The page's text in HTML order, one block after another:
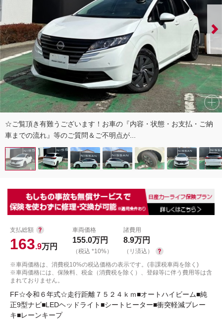
☆ご覧頂き有難うございます！お車の『内容・状態・お支払・ご納
車までの流れ』等のご質問＆ご不明点が...
支払総額
163.9万円
車両価格
155.0万円
（税込 *10%）
諸費用
8.9万円
（リ済込）
※車両価格は、消費税10%の税込価格の表示です。(非課税車両を除く)
※車両価格には、保険料、税金（消費税を除く）、登録等に伴う費用等は含
まれておりません。
FF☆令和６年式☆走行距離７５２４ｋｍ■オートハイビーム■純
正9型ナビ■LEDヘッドライト■シートヒーター■衝突軽減ブレー
キ■レーンキープ